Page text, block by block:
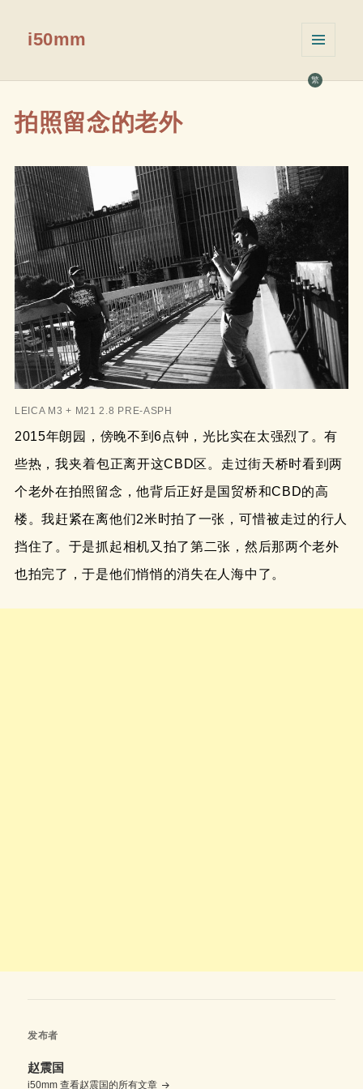
繁
i50mm
挂件
拍照留念的老外
LEICA M3 + M21 2.8 PRE-ASPH
2015年朗园，傍晚不到6点钟，光比实在太强烈了。有
些热，我夹着包正离开这CBD区。走过街天桥时看到两
个老外在拍照留念，他背后正好是国贸桥和CBD的高
楼。我赶紧在离他们2米时拍了一张，可惜被走过的行人
挡住了。于是抓起相机又拍了第二张，然后那两个老外
也拍完了，于是他们悄悄的消失在人海中了。
发布者
赵震国
i50mm查看赵震国的所有文章